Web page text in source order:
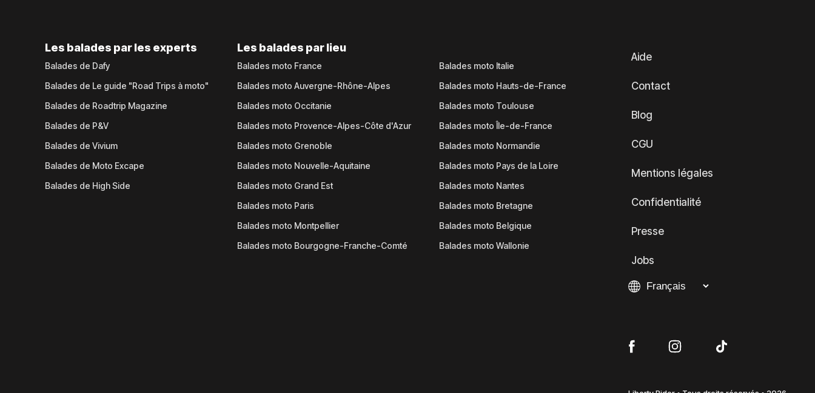
Les balades par les experts
Balades de Dafy
Balades de Le guide "Road Trips à moto"
Balades de Roadtrip Magazine
Balades de P&V
Balades de Vivium
Balades de Moto Excape
Balades de High Side
Les balades par lieu
Balades moto France
Balades moto Auvergne-Rhône-Alpes
Balades moto Occitanie
Balades moto Provence-Alpes-Côte d'Azur
Balades moto Grenoble
Balades moto Nouvelle-Aquitaine
Balades moto Grand Est
Balades moto Paris
Balades moto Montpellier
Balades moto Bourgogne-Franche-Comté
Balades moto Italie
Balades moto Hauts-de-France
Balades moto Toulouse
Balades moto Île-de-France
Balades moto Normandie
Balades moto Pays de la Loire
Balades moto Nantes
Balades moto Bretagne
Balades moto Belgique
Balades moto Wallonie
Aide
Contact
Blog
CGU
Mentions légales
Confidentialité
Presse
Jobs